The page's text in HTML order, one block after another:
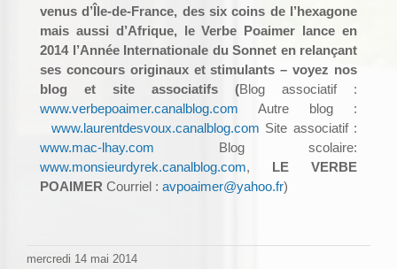
venus d’Île-de-France, des six coins de l’hexagone
mais aussi d’Afrique, le Verbe Poaimer lance en
2014 l’Année Internationale du Sonnet en relançant
ses concours originaux et stimulants – voyez nos
blog et site associatifs (Blog associatif :
www.verbepoaimer.canalblog.com Autre blog :
www.laurentdesvoux.canalblog.com Site associatif :
www.mac-lhay.com Blog scolaire:
www.monsieurdyrek.canalblog.com, LE VERBE
POAIMER Courriel : avpoaimer@yahoo.fr)
mercredi 14 mai 2014